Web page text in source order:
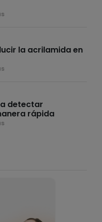
la acrilamida en
detectar
rápida